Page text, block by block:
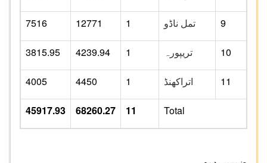
9 تمل ناڈو 1
12771
7516
10 تریپورہ 1
4239.94
3815.95
11 اتراکھنڈ 1
4450
4005
Total
11
68260.27
45917.93